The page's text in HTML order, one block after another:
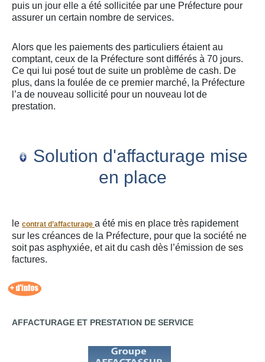
puis un jour elle a été sollicitée par une Préfecture pour
assurer un certain nombre de services.
Alors que les paiements des particuliers étaient au
comptant, ceux de la Préfecture sont différés à 70 jours.
Ce qui lui posé tout de suite un problème de cash. De
plus, dans la foulée de ce premier marché, la Préfecture
l’a de nouveau sollicité pour un nouveau lot de
prestation.
Solution d'affacturage mise
en place
le contrat d’affacturage a été mis en place très rapidement
sur les créances de la Préfecture, pour que la société ne
soit pas asphyxiée, et ait du cash dès l’émission de ses
factures.
AFFACTURAGE ET PRESTATION DE SERVICE